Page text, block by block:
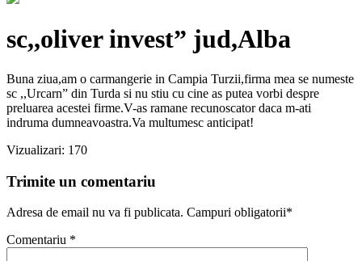
sc,,oliver invest” jud,Alba
Buna ziua,am o carmangerie in Campia Turzii,firma mea se numeste
sc ,,Urcarn” din Turda si nu stiu cu cine as putea vorbi despre
preluarea acestei firme.V-as ramane recunoscator daca m-ati
indruma dumneavoastra.Va multumesc anticipat!
Vizualizari: 170
Trimite un comentariu
Adresa de email nu va fi publicata. Campuri obligatorii*
Comentariu *